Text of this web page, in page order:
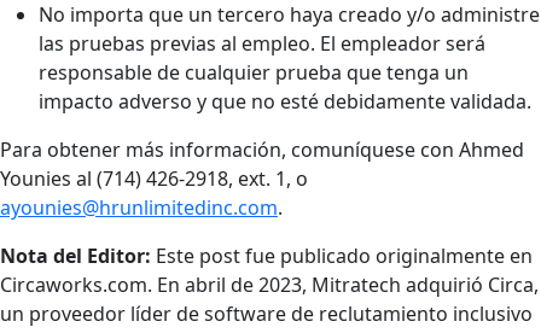
No importa que un tercero haya creado y/o administre
las pruebas previas al empleo. El empleador será
responsable de cualquier prueba que tenga un
impacto adverso y que no esté debidamente validada.
Para obtener más información, comuníquese con Ahmed
Younies al (714) 426-2918, ext. 1, o
ayounies@hrunlimitedinc.com.
Nota del Editor: Este post fue publicado originalmente en
Circaworks.com. En abril de 2023, Mitratech adquirió Circa,
un proveedor líder de software de reclutamiento inclusivo